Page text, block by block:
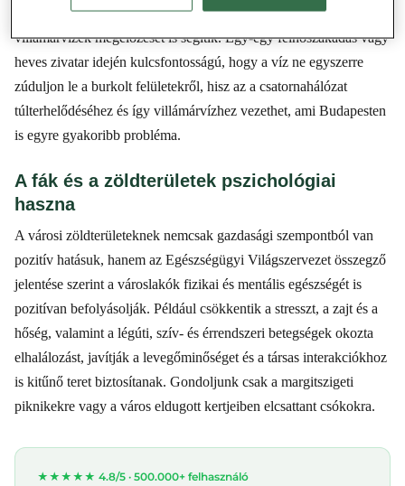
csapadék visszatartásával és a lefolyás csillapításával a
villámárvizek megelőzését is segítik. Egy-egy felhőszakadás vagy
heves zivatar idején kulcsfontosságú, hogy a víz ne egyszerre
zúduljon le a burkolt felületekről, hisz az a csatornahálózat
túlterhelődéséhez és így villámárvízhez vezethet, ami Budapesten
is egyre gyakoribb probléma.
A fák és a zöldterületek pszichológiai
haszna
A városi zöldterületeknek nemcsak gazdasági szempontból van
pozitív hatásuk, hanem az Egészségügyi Világszervezet összegző
jelentése szerint a városlakók fizikai és mentális egészségét is
pozitívan befolyásolják. Például csökkentik a stresszt, a zajt és a
hőség, valamint a légúti, szív- és érrendszeri betegségek okozta
elhalálozást, javítják a levegőminőséget és a társas interakciókhoz
is kitűnő teret biztosítanak. Gondoljunk csak a margitszigeti
piknikekre vagy a város eldugott kertjeiben elcsattant csókokra.
★★★★★ 4.8/5 · 500.000+ felhasználó